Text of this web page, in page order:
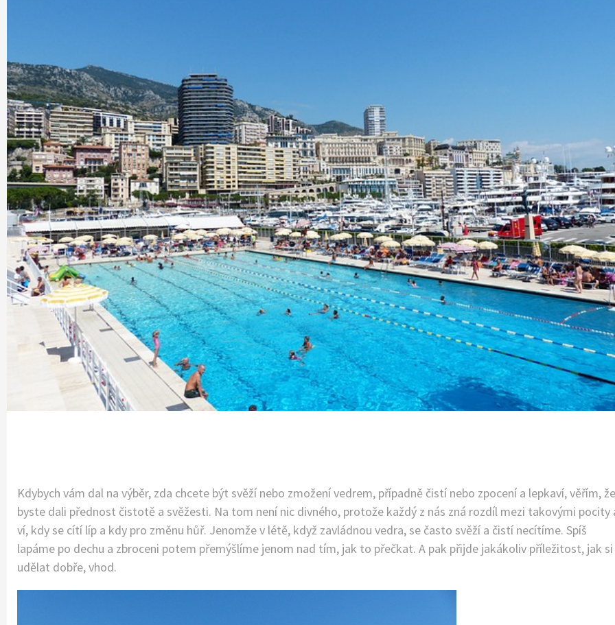
Kdybych vám dal na výběr, zda chcete být svěží nebo zmožení vedrem, případně čistí nebo zpocení a lepkaví, věřím, že
byste dali přednost čistotě a svěžesti. Na tom není nic divného, protože každý z nás zná rozdíl mezi takovými pocity
ví, kdy se cítí líp a kdy pro změnu hůř. Jenomže v létě, když zavládnou vedra, se často svěží a čistí necítíme. Spíš
lapáme po dechu a zbroceni potem přemýšlíme jenom nad tím, jak to přečkat. A pak přijde jakákoliv příležitost, jak si
udělat dobře, vhod.